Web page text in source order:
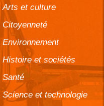
Arts et culture
Citoyenneté
Environnement
Histoire et sociétés
Santé
Science et technologie